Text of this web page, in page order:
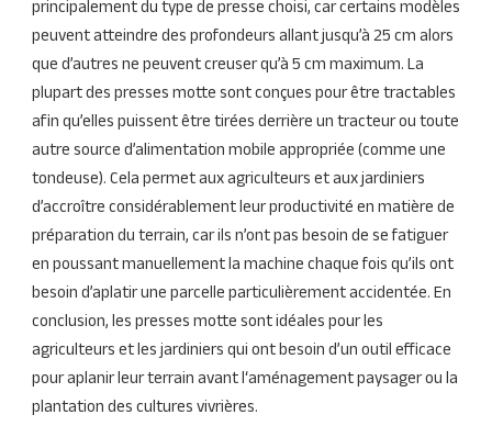
principalement du type de presse choisi, car certains modèles
peuvent atteindre des profondeurs allant jusqu’à 25 cm alors
que d’autres ne peuvent creuser qu’à 5 cm maximum. La
plupart des presses motte sont conçues pour être tractables
afin qu’elles puissent être tirées derrière un tracteur ou toute
autre source d’alimentation mobile appropriée (comme une
tondeuse). Cela permet aux agriculteurs et aux jardiniers
d’accroître considérablement leur productivité en matière de
préparation du terrain, car ils n’ont pas besoin de se fatiguer
en poussant manuellement la machine chaque fois qu’ils ont
besoin d’aplatir une parcelle particulièrement accidentée. En
conclusion, les presses motte sont idéales pour les
agriculteurs et les jardiniers qui ont besoin d’un outil efficace
pour aplanir leur terrain avant l‘aménagement paysager ou la
plantation des cultures vivrières.